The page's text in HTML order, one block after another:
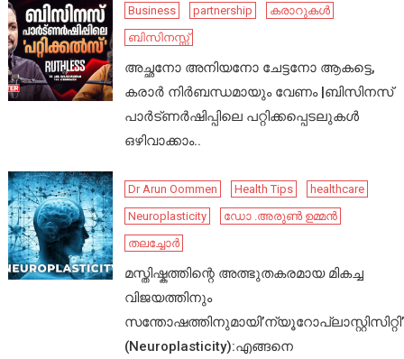
Business partnership
കരാറുകൾ
ബിസിനസ്സ്
അച്ഛനോ അനിയനോ ചേട്ടനോ ആകട്ടെ,
കരാർ നിർബന്ധമായും വേണം |ബിസിനസ്
പാർട്ണർഷിപ്പിലെ പറ്റിക്കപ്പെടലുകൾ
ഒഴിവാക്കാം..
Dr Arun Oommen Health Tips
healthcare
Neuroplasticity
ഡോ .അരുൺ ഉമ്മൻ
തലച്ചോർ
മസ്തിഷ്കത്തിന്റെ അത്ഭുതകരമായ മികച്ച
വിജയത്തിനും
സന്തോഷത്തിനുമായി’ന്യൂറോപ്ലാസ്റ്റിസിറ്റി’
(Neuroplasticity):എങ്ങനെ